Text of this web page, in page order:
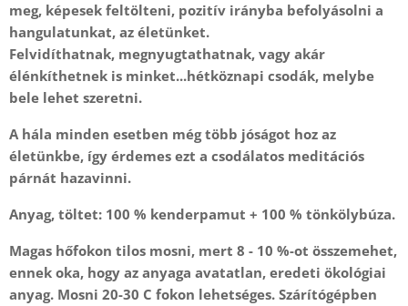
meg, képesek feltölteni, pozitív irányba befolyásolni a
hangulatunkat, az életünket.
Felvidíthatnak, megnyugtathatnak, vagy akár
élénkíthetnek is minket...hétköznapi csodák, melybe
bele lehet szeretni.
A hála minden esetben még több jóságot hoz az
életünkbe, így érdemes ezt a csodálatos meditációs
párnát hazavinni.
Anyag, töltet: 100 % kenderpamut + 100 % tönkölybúza.
Magas hőfokon tilos mosni, mert 8 - 10 %-ot összemehet,
ennek oka, hogy az anyaga avatatlan, eredeti ökológiai
anyag. Mosni 20-30 C fokon lehetséges. Szárítógépben